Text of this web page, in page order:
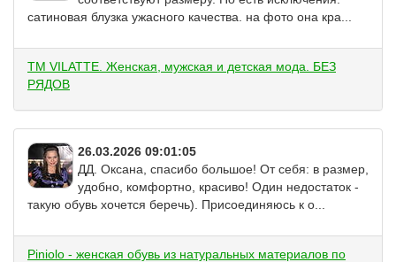
сатиновая блузка ужасного качества. на фото она кра...
ТМ VILATTE. Женская, мужская и детская мода. БЕЗ
РЯДОВ
26.03.2026 09:01:05
ДД. Оксана, спасибо большое! От себя: в размер,
удобно, комфортно, красиво! Один недостаток -
такую обувь хочется беречь). Присоединяюсь к о...
Piniolo - женская обувь из натуральных материалов по